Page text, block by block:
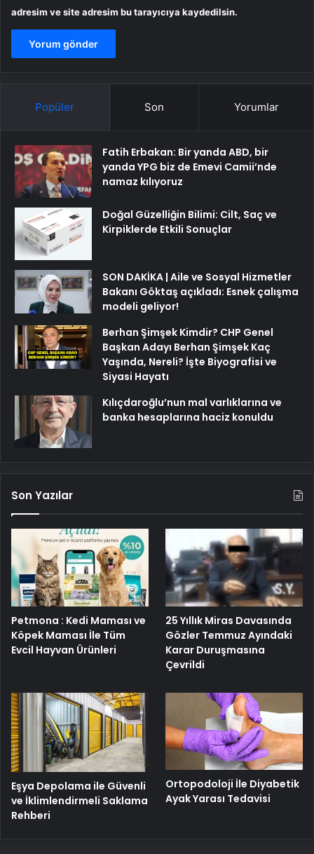
adresim ve site adresim bu tarayıcıya kaydedilsin.
Popüler Son Yorumlar
Fatih Erbakan: Bir yanda ABD, bir
yanda YPG biz de Emevi Camii’nde
namaz kılıyoruz
Doğal Güzelliğin Bilimi: Cilt, Saç ve
Kirpiklerde Etkili Sonuçlar
SON DAKİKA | Aile ve Sosyal Hizmetler
Bakanı Göktaş açıkladı: Esnek çalışma
modeli geliyor!
Berhan Şimşek Kimdir? CHP Genel
Başkan Adayı Berhan Şimşek Kaç
Yaşında, Nereli? İşte Biyografisi ve
Siyasi Hayatı
Kılıçdaroğlu’nun mal varlıklarına ve
banka hesaplarına haciz konuldu
Son Yazılar
Petmona : Kedi Maması ve
Köpek Maması İle Tüm
Evcil Hayvan Ürünleri
25 Yıllık Miras Davasında
Gözler Temmuz Ayındaki
Karar Duruşmasına
Çevrildi
Eşya Depolama ile Güvenli
ve İklimlendirmeli Saklama
Rehberi
Ortopodoloji İle Diyabetik
Ayak Yarası Tedavisi